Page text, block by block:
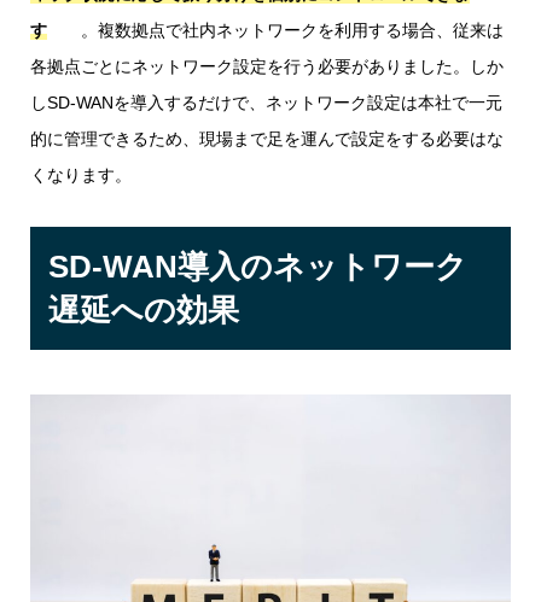
す 。複数拠点で社内ネットワークを利用する場合、従来は
各拠点ごとにネットワーク設定を行う必要がありました。しか
しSD-WANを導入するだけで、ネットワーク設定は本社で一元
的に管理できるため、現場まで足を運んで設定をする必要はな
くなります。
SD-WAN導入のネットワーク
遅延への効果